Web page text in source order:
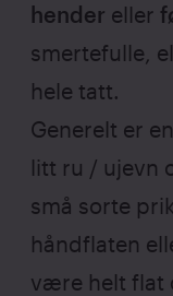
hender eller
smertefulle,
hele tatt.
Generelt er
litt ru / ujevn
små sorte
håndflaten
være helt flat